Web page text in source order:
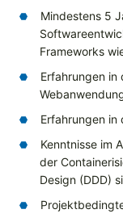
Mindestens 5
Frameworks
Erfahrungen
Erfahrungen
Kenntnisse im
der
Design (DDD)